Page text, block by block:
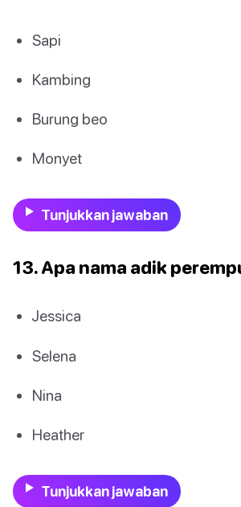
Sapi
Kambing
Burung beo
Monyet
Tunjukkan jawaban
13. Apa nama adik
Jessica
Selena
Nina
Heather
Tunjukkan jawaban